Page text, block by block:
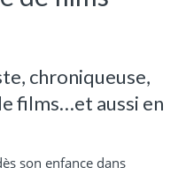
chroniqueuse,
films…et aussi en
son enfance dans